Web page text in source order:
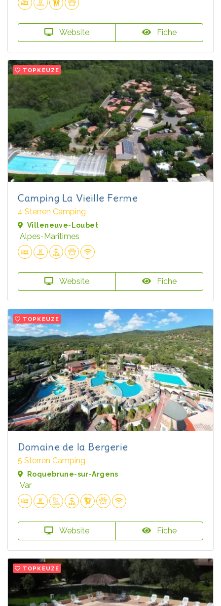
Website Fiche
TOPKEUZE
Camping La Vieille Ferme
4 Sterren Camping
Villeneuve-Loubet
Alpes-Maritimes
Website Fiche
TOPKEUZE
Domaine de la Bergerie
5 Sterren Camping
Roquebrune-sur-Argens
Var
Website Fiche
TOPKEUZE